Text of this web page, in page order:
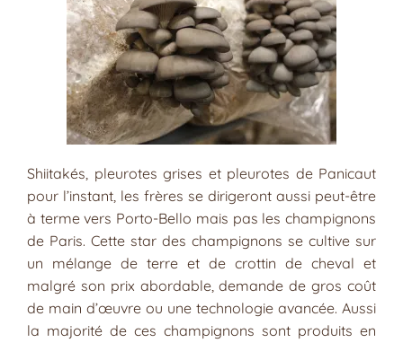
Shiitakés, pleurotes grises et pleurotes de Panicaut
pour l’instant, les frères se dirigeront aussi peut-être
à terme vers Porto-Bello mais pas les champignons
de Paris. Cette star des champignons se cultive sur
un mélange de terre et de crottin de cheval et
malgré son prix abordable, demande de gros coût
de main d’œuvre ou une technologie avancée. Aussi
la majorité de ces champignons sont produits en